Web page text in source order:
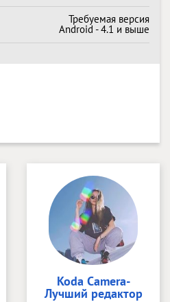
Требуемая версия
Android - 4.1 и выше
Koda Camera-
Лучший редактор